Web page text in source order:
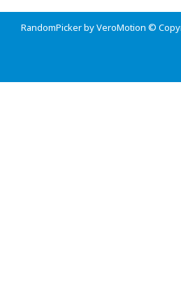
RandomPicker by VeroMotion ©